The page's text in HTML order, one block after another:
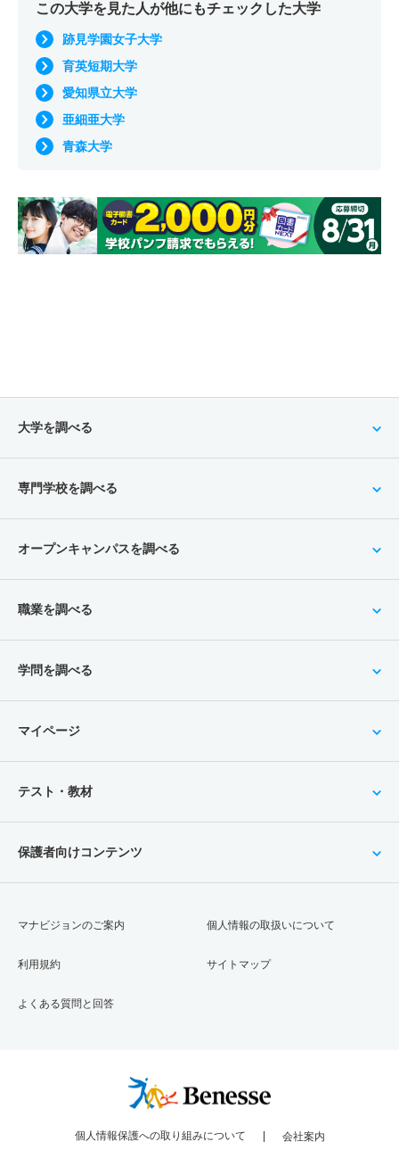
この大学を見た人が他にもチェックした大学
跡見学園女子大学
育英短期大学
愛知県立大学
亜細亜大学
青森大学
大学を調べる
専門学校を調べる
オープンキャンパスを調べる
職業を調べる
学問を調べる
マイページ
テスト・教材
保護者向けコンテンツ
マナビジョンのご案内
利用規約
よくある質問と回答
個人情報の取扱いについて
サイトマップ
個人情報保護への取り組みについて 会社案内